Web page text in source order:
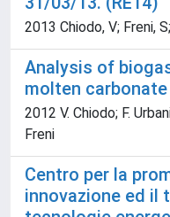
2013 Chiodo, V; Freni,
Analysis of
molten
2012 V. Chiodo; F.
Freni
Centro per la
innovazione ed il